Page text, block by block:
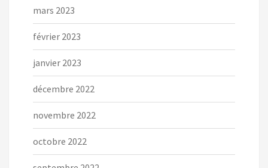
mars 2023
février 2023
janvier 2023
décembre 2022
novembre 2022
octobre 2022